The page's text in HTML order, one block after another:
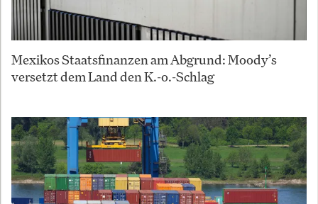
Mexikos Staatsfinanzen am Abgrund: Moody’s
versetzt dem Land den K.-o.-Schlag